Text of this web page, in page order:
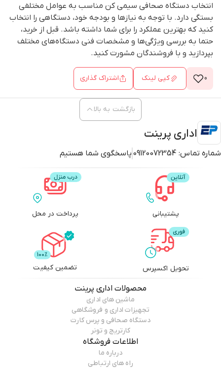
انتخاب دستگاه صحافی سیمی کن مناسب به عوامل مختلفی
بستگی دارد. با توجه به نیازها و بودجه خود، دستگاهی را انتخاب
کنید که بهترین عملکرد را برای شما داشته باشد. قبل از خرید،
حتما به بررسی ویژگی‌ها و مشخصات فنی دستگاه‌های مختلف
بپردازید و با فروشندگان مشورت کنید.
0 کپی لینک اشتراک گذاری
اداری پرینت
شماره تماس: 09120072354 پاسخگوی شما هستیم
بازگشت به بالا
پشتیبانی پرداخت در محل
تحویل اکسپرس تضمین کیفیت
محصولات اداری پرینت
ماشین های اداری
تجهیزات اداری و فروشگاهی
دستگاه صحافی و پرس کارت
کارتریج و تونر
اطلاعات فروشگاه
درباره ما
راه های ارتباطی